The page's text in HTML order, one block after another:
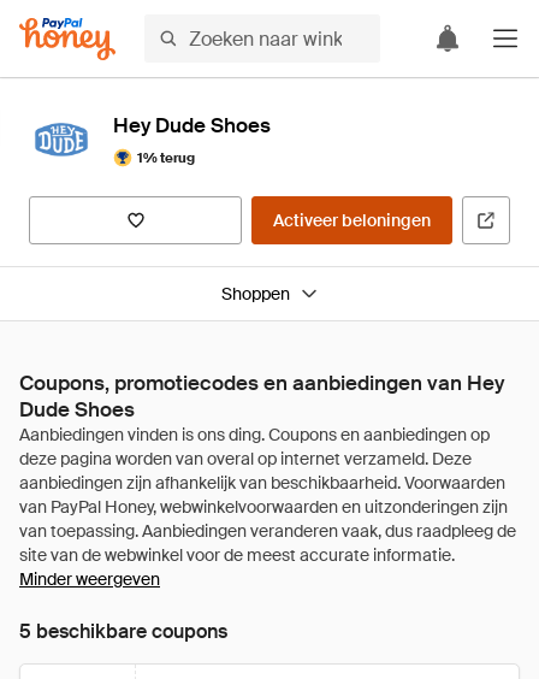
Hey Dude Shoes
1% terug
Activeer beloningen
Shoppen
Coupons, promotiecodes en aanbiedingen van Hey
Dude Shoes
Minder weergeven
5 beschikbare coupons